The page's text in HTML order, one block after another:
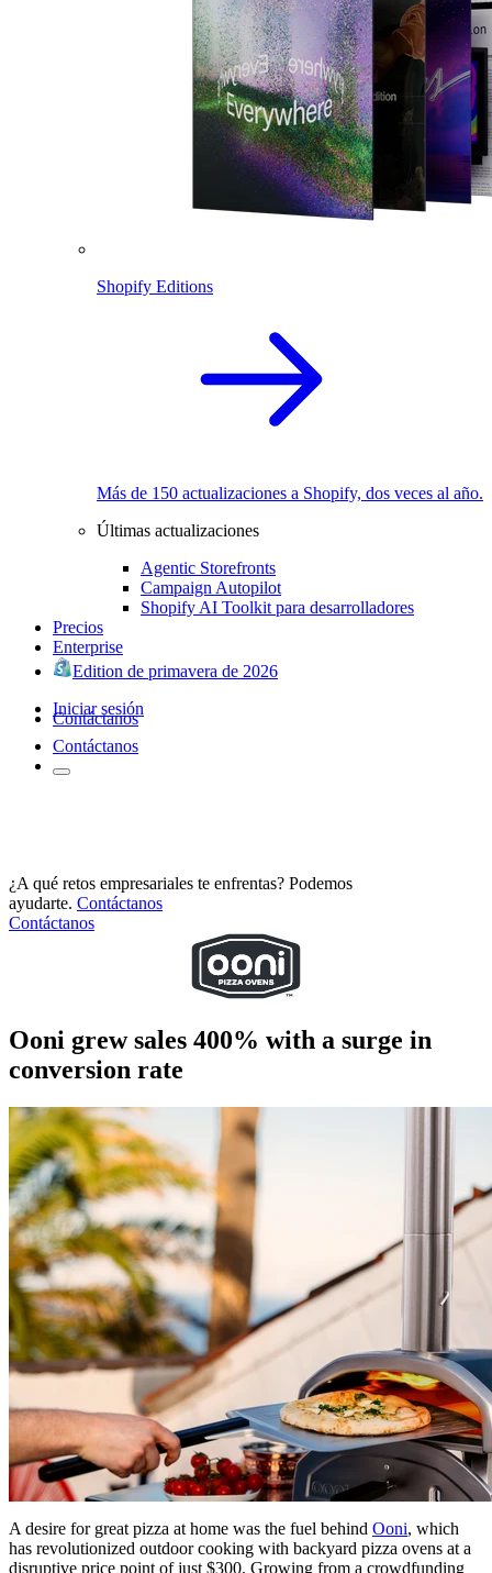
Shopify Editions
Más de 150 actualizaciones a Shopify, dos veces al año.
Últimas actualizaciones
Agentic Storefronts
Campaign Autopilot
Shopify AI Toolkit para desarrolladores
Precios
Enterprise
Edition de primavera de 2026
Iniciar sesión
Contáctanos
Contáctanos
¿A qué retos empresariales te enfrentas? Podemos
ayudarte. Contáctanos
Contáctanos
Ooni grew sales 400% with a surge in
conversion rate
A desire for great pizza at home was the fuel behind Ooni, which
has revolutionized outdoor cooking with backyard pizza ovens at a
disruptive price point of just $300. Growing from a crowdfunding